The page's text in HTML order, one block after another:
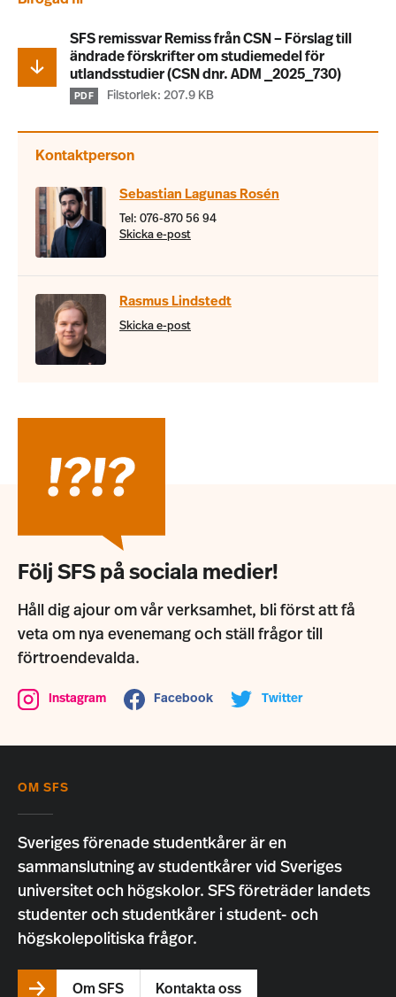
SFS remissvar Remiss från CSN – Förslag till
ändrade förskrifter om studiemedel för
utlandsstudier (CSN dnr. ADM _2025_730)
PDF Filstorlek: 207.9 KB
Kontaktperson
Sebastian Lagunas Rosén
Tel: 076-870 56 94
Skicka e-post
Rasmus Lindstedt
Skicka e-post
Följ SFS på sociala medier!
Håll dig ajour om vår verksamhet, bli först att få
veta om nya evenemang och ställ frågor till
förtroendevalda.
Instagram Facebook Twitter
OM SFS
Sveriges förenade studentkårer är en
sammanslutning av studentkårer vid Sveriges
universitet och högskolor. SFS företräder landets
studenter och studentkårer i student- och
högskolepolitiska frågor.
Om SFS Kontakta oss